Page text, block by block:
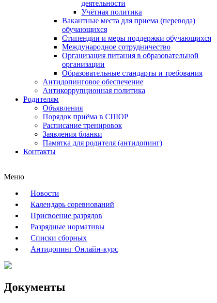
деятельности
Учётная политика
Вакантные места для приема (перевода)
обучающихся
Стипендии и меры поддержки обучающихся
Международное сотрудничество
Организация питания в образовательной
организации
Образовательные стандарты и требования
Антидопинговое обеспечение
Антикоррупционная политика
Родителям
Объявления
Порядок приёма в СШОР
Расписание тренировок
Заявления бланки
Памятка для родителя (антидопинг)
Контакты
Меню
Новости
Календарь соревнований
Присвоение разрядов
Разрядные нормативы
Списки сборных
Антидопинг Онлайн-курс
Документы